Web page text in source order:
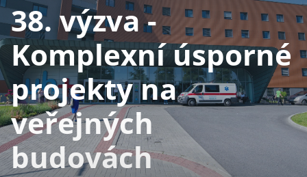
38. výzva -
Komplexní úsporné
projekty na
veřejných
budovách